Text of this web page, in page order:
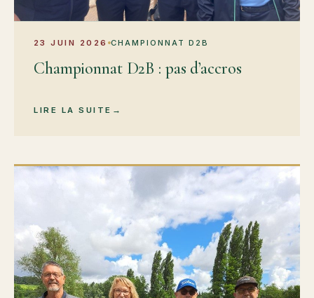
23 JUIN 2026 CHAMPIONNAT D2B
Championnat D2B : pas d’accros
LIRE LA SUITE